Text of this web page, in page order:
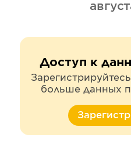
Доступ к
больше данных